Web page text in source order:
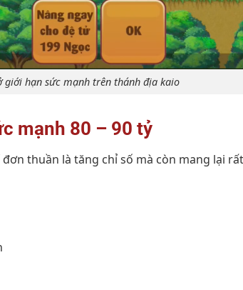
giới hạn sức mạnh trên thánh địa kaio
mạnh 80 – 90 tỷ
thuần là tăng chỉ số mà còn mang lại